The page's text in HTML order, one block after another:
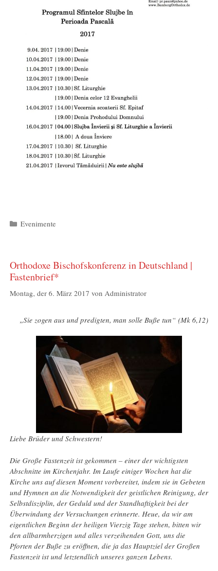
Kategorien
Evenimente
Orthodoxe Bischofskonferenz in Deutschland |
Fastenbrief*
Montag, der 6. März 2017 von Administrator
„Sie zogen aus und predigten, man solle Buße tun“ (Mk 6,12)
Liebe Brüder und Schwestern!
Die Große Fastenzeit ist gekommen – einer der wichtigsten
Abschnitte im Kirchenjahr. Im Laufe einiger Wochen hat die
Kirche uns auf diesen Moment vorbereitet, indem sie in Gebeten
und Hymnen an die Notwendigkeit der geistlichen Reinigung, der
Selbstdisziplin, der Geduld und der Standhaftigkeit bei der
Überwindung der Versuchungen erinnerte. Heue, da wir am
eigentlichen Beginn der heiligen Vierzig Tage stehen, bitten wir
den allbarmherzigen und alles verzeihenden Gott, uns die
Pforten der Buße zu eröffnen, die ja das Hauptziel der Großen
Fastenzeit ist und letztendlich unseres ganzen Lebens.